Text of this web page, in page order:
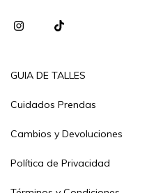
GUIA DE TALLES
Cuidados Prendas
Cambios y Devoluciones
Política de Privacidad